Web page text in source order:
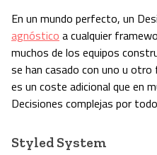
En un mundo perfecto, un
agnóstico a cualquier
muchos de los equipos
se han casado con uno u
es un coste adicional que en
Decisiones complejas por
Styled System